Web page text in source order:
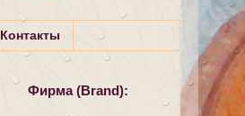
Контакты
Фирма (Brand):